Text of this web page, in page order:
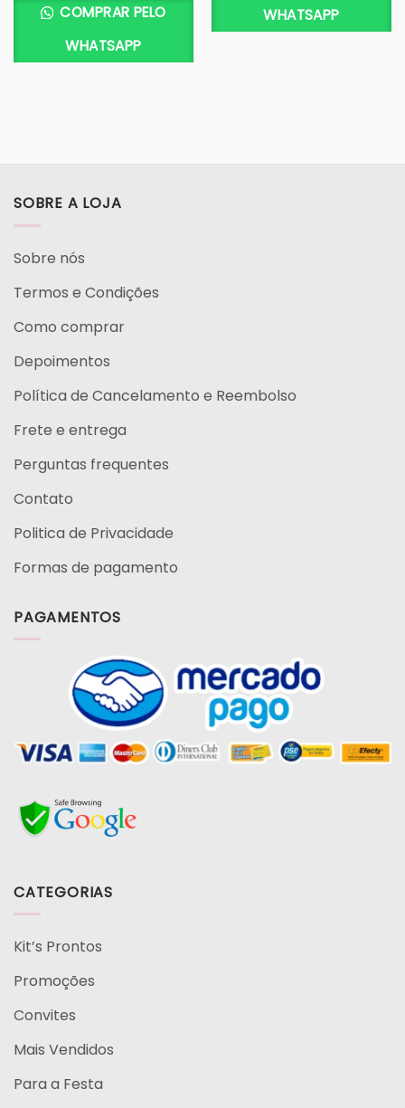
COMPRAR PELO
WHATSAPP
WHATSAPP
SOBRE A LOJA
Sobre nós
Termos e Condições
Como comprar
Depoimentos
Política de Cancelamento e Reembolso
Frete e entrega
Perguntas frequentes
Contato
Politica de Privacidade
Formas de pagamento
PAGAMENTOS
CATEGORIAS
Kit’s Prontos
Promoções
Convites
Mais Vendidos
Para a Festa